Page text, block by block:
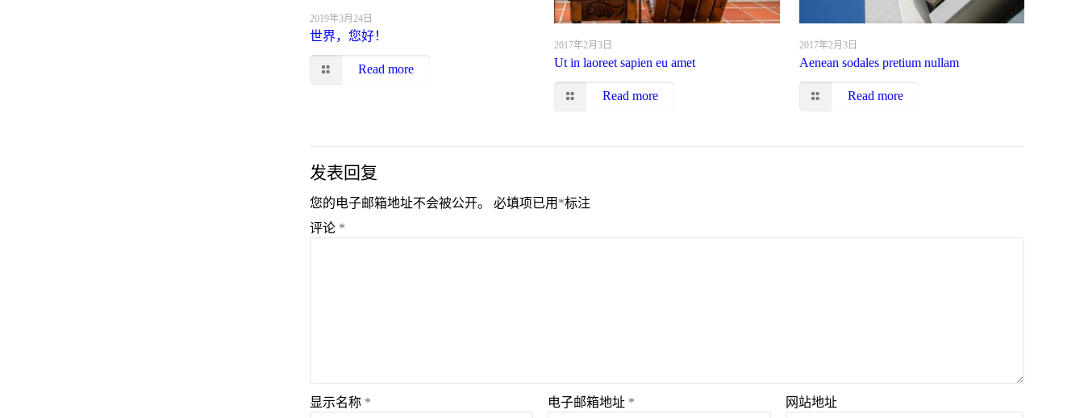
2019年3月24日
世界，您好！
Read more
2017年2月3日
Ut in laoreet sapien eu amet
Read more
2017年2月3日
Aenean sodales pretium nullam
Read more
发表回复
您的电子邮箱地址不会被公开。 必填项已用 *标注
评论 *
显示名称 * 电子邮箱地址 * 网站地址